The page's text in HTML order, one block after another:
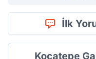
İlk
Kocatepe